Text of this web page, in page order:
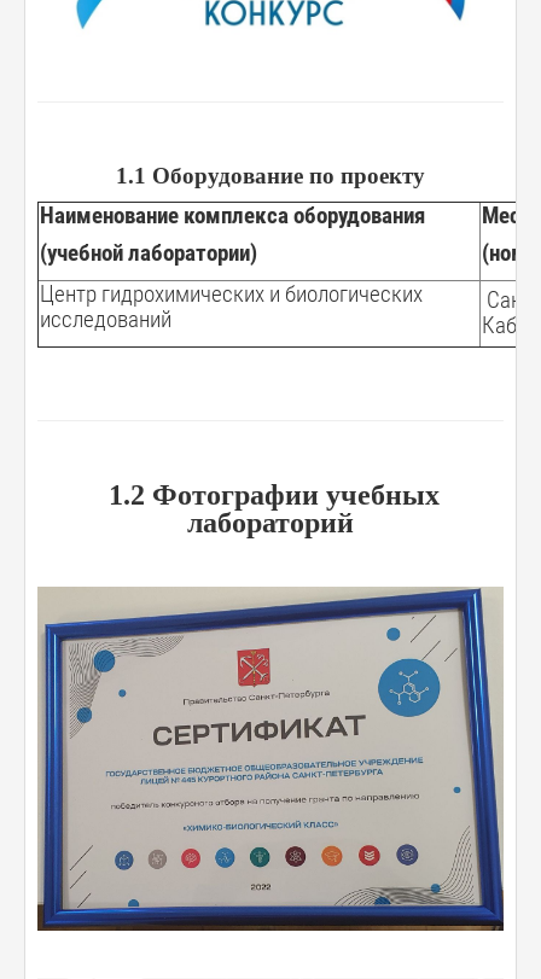
1.1 Оборудование по проекту
Наименование комплекса оборудования
(учебной лаборатории)
Центр гидрохимических и биологических
исследований
1.2 Фотографии учебных
лабораторий